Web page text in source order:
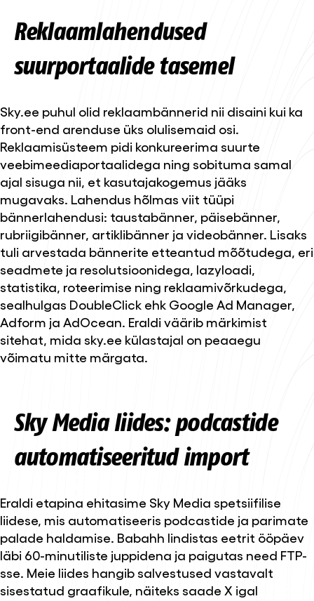
Reklaamlahendused
suurportaalide tasemel
Sky.ee puhul olid reklaambännerid nii disaini kui ka
front-end arenduse üks olulisemaid osi.
Reklaamisüsteem pidi konkureerima suurte
veebimeediaportaalidega ning sobituma samal
ajal sisuga nii, et kasutajakogemus jääks
mugavaks. Lahendus hõlmas viit tüüpi
bännerlahendusi: taustabänner, päisebänner,
rubriigibänner, artiklibänner ja videobänner. Lisaks
tuli arvestada bännerite etteantud mõõtudega, eri
seadmete ja resolutsioonidega, lazyloadi,
statistika, roteerimise ning reklaamivõrkudega,
sealhulgas DoubleClick ehk Google Ad Manager,
Adform ja AdOcean. Eraldi väärib märkimist
sitehat, mida sky.ee külastajal on peaaegu
võimatu mitte märgata.
Sky Media liides: podcastide
automatiseeritud import
Eraldi etapina ehitasime Sky Media spetsiifilise
liidese, mis automatiseeris podcastide ja parimate
palade haldamise. Babahh lindistas eetrit ööpäev
läbi 60-minutiliste juppidena ja paigutas need FTP-
sse. Meie liides hangib salvestused vastavalt
sisestatud graafikule, näiteks saade X igal